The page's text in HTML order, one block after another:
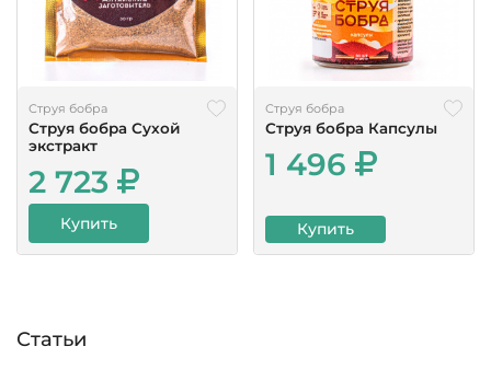
Струя бобра
Струя бобра Сухой
экстракт
2 723
Купить
Струя бобра
Струя бобра Капсулы
1 496
Купить
Статьи